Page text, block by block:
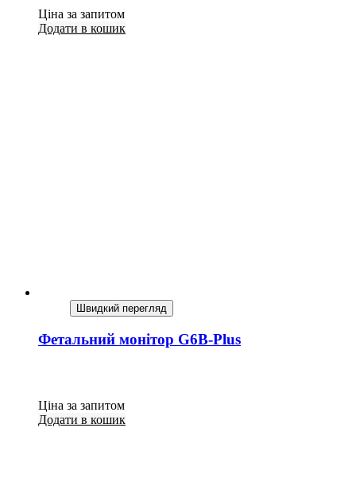
Ціна за запитом
Додати в кошик
Швидкий перегляд
Фетальний монітор G6B-Plus
Ціна за запитом
Додати в кошик